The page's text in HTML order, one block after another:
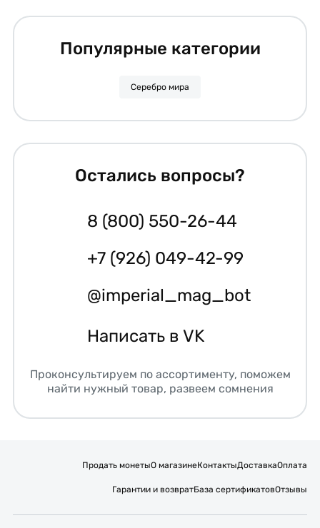
Популярные категории
Серебро мира
Остались вопросы?
8 (800) 550-26-44
+7 (926) 049-42-99
@imperial_mag_bot
Написать в VK
Проконсультируем по ассортименту, поможем
найти нужный товар, развеем сомнения
Продать монетыО магазинеКонтактыДоставкаОплата
Гарантии и возвратБаза сертификатовОтзывы